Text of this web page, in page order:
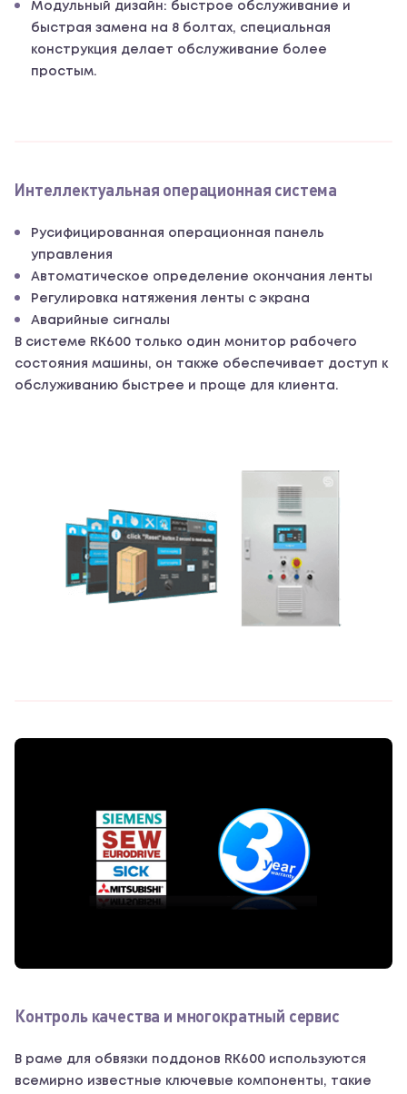
Модульный дизайн: быстрое обслуживание и
быстрая замена на 8 болтах, специальная
конструкция делает обслуживание более
простым.
Интеллектуальная операционная система
Русифицированная операционная панель
управления
Автоматическое определение окончания ленты
Регулировка натяжения ленты с экрана
Аварийные сигналы
В системе RK600 только один монитор рабочего
состояния машины, он также обеспечивает доступ к
обслуживанию быстрее и проще для клиента.
Контроль качества и многократный сервис
В раме для обвязки поддонов RK600 используются
всемирно известные ключевые компоненты, такие